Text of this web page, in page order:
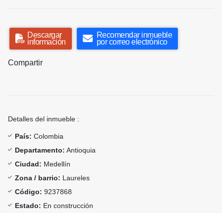
Descargar
información
Recomendar inmueble
por correo electrónico
Compartir
Detalles del inmueble :
País: Colombia
Departamento: Antioquia
Ciudad: Medellín
Zona / barrio: Laureles
Código: 9237868
Estado: En construcción